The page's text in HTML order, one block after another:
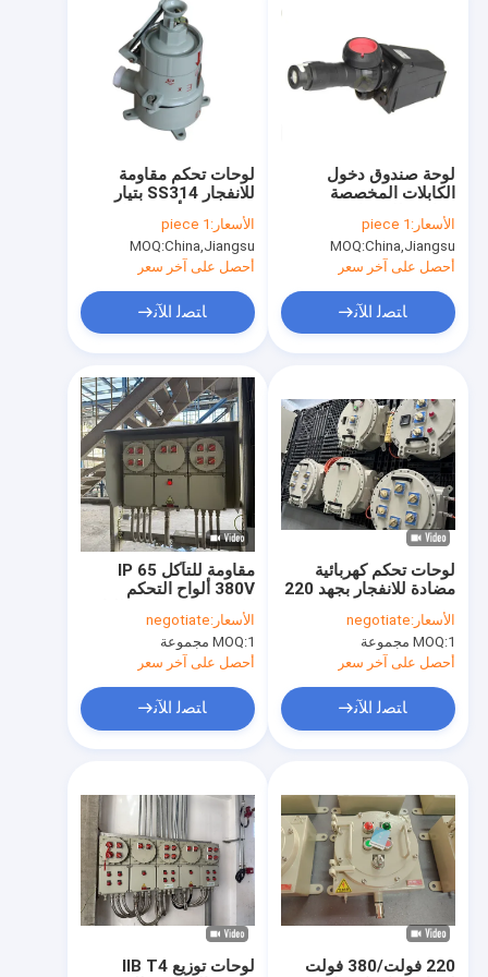
منتجات
أشرطة فيديو
معلومات عنا
مراقبة الجودة
اتصل بنا
أخبار
إضاءة LED مقاومة للانفجار
أضواء LED عالية خليج واقية من الانفجار
ضوء الفيضانات LED دليل على الانفجار
لوحات تحكم مقاومة
للانفجار SS314 بتيار
EX II 2 G Ex Db Eb IIC
T6 Gb II 2 D Ex Tb IIIC
الأسعار: 1 piece
MOQ:China,Jiangsu
أحصل على آخر سعر
ﺎﺘﺼﻟ ﺍﻶﻧ
لوحة صندوق دخول
الكابلات المخصصة
مقاومة للانفجار معتمدة
ATEX CNEX ISO9001
للحماية لأنظمة كهربائية
في المناطق الخطرة
الأسعار: 1 piece
MOQ:China,Jiangsu
أحصل على آخر سعر
ﺎﺘﺼﻟ ﺍﻶﻧ
مقاومة للتآكل IP 65
380V ألواح التحكم
الكهربائية المقاومة للنار
الأسعار:negotiate
MOQ:1 مجموعة
أحصل على آخر سعر
ﺎﺘﺼﻟ ﺍﻶﻧ
لوحات تحكم كهربائية
مضادة للانفجار بجهد 220
لوحة قاطع مقاومة
للانفجار لمصفاة النفط،
منطقة 1/منطقة 21
الأسعار:negotiate
MOQ:1 مجموعة
أحصل على آخر سعر
ﺎﺘﺼﻟ ﺍﻶﻧ
لوحات توزيع IIB T4
220 فولت/380 فولت